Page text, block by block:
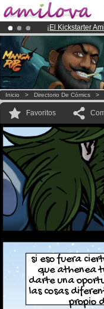
¡ El Kickstarter
¡Ya tenemos
¡Conviertete en
Inicio > Directorio De Cómics >
Favoritos
si eso fuera
que athenea
darte una
las cosas
propio